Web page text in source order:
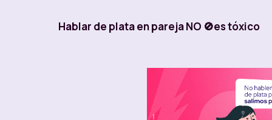
Hablar de plata en pareja NO 🚫es tóxico